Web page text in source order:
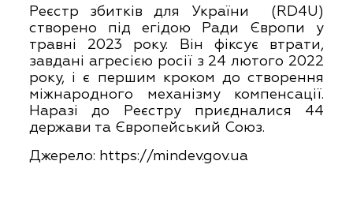
Реєстр збитків для України (RD4U)
створено під егідою Ради Європи у
травні 2023 року. Він фіксує втрати,
завдані агресією росії з 24 лютого 2022
року, і є першим кроком до створення
міжнародного механізму компенсації.
Наразі до Реєстру приєдналися 44
держави та Європейський Союз.
Джерело: https://mindev.gov.ua